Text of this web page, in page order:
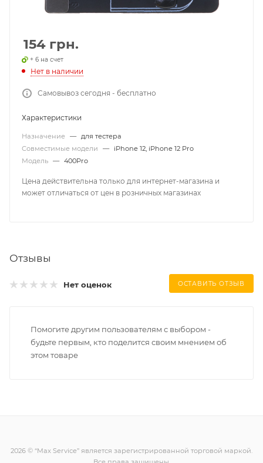
154 грн.
+ 6 на счет
Нет в наличии
Самовывоз сегодня - бесплатно
Характеристики
Назначение — для тестера
Совместимые модели
—
iPhone 12, iPhone 12 Pro
Модель — 400Pro
Цена действительна только для интернет-магазина и
может отличаться от цен в розничных магазинах
Отзывы
Нет оценок ОСТАВИТЬ ОТЗЫВ
Помогите другим пользователям с выбором -
будьте первым, кто поделится своим мнением об
этом товаре
2026 © “Max Service” является зарегистрированной торговой маркой.